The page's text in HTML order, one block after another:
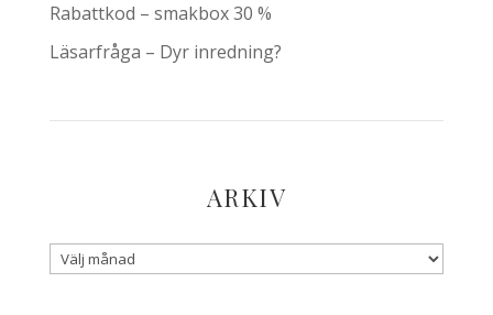
Rabattkod – smakbox 30 %
Läsarfråga – Dyr inredning?
ARKIV